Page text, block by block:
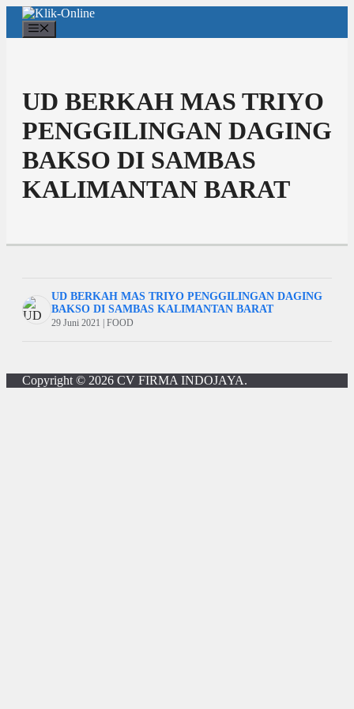
Langsung
isi
UD BERKAH MAS TRIYO
PENGGILINGAN DAGING
BAKSO DI SAMBAS
KALIMANTAN BARAT
UD BERKAH MAS TRIYO PENGGILINGAN DAGING
BAKSO DI SAMBAS KALIMANTAN BARAT
29 Juni 2021 | FOOD
Copyright © 2026 CV FIRMA INDOJAYA.